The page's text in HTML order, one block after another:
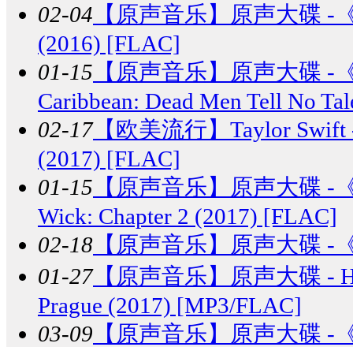
02-04 【原声音乐】 原声大碟 -
(2016) [FLAC]
01-15 【原声音乐】 原声大碟 -
Caribbean: Dead Men Tell No
02-17【欧美流行】 Taylor Swift
(2017) [FLAC]
01-15 【原声音乐】 原声大碟 -
Wick: Chapter 2 (2017) [FLAC]
02-18 【原声音乐】 原声大碟 -
01-27【原声音乐】 原声大碟 -
Prague (2017) [MP3/FLAC]
03-09 【原声音乐】 原声大碟 -